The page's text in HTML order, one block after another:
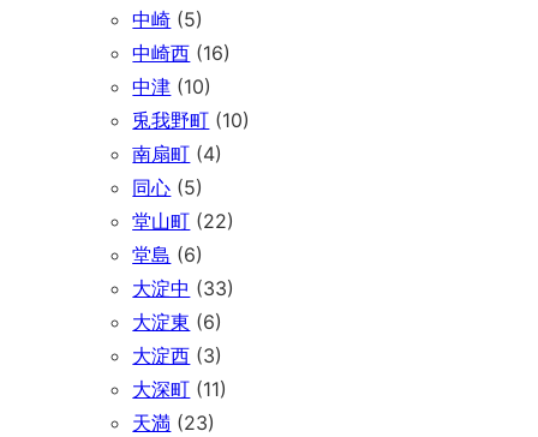
中崎 (5)
中崎西 (16)
中津 (10)
兎我野町 (10)
南扇町 (4)
同心 (5)
堂山町 (22)
堂島 (6)
大淀中 (33)
大淀東 (6)
大淀西 (3)
大深町 (11)
天満 (23)